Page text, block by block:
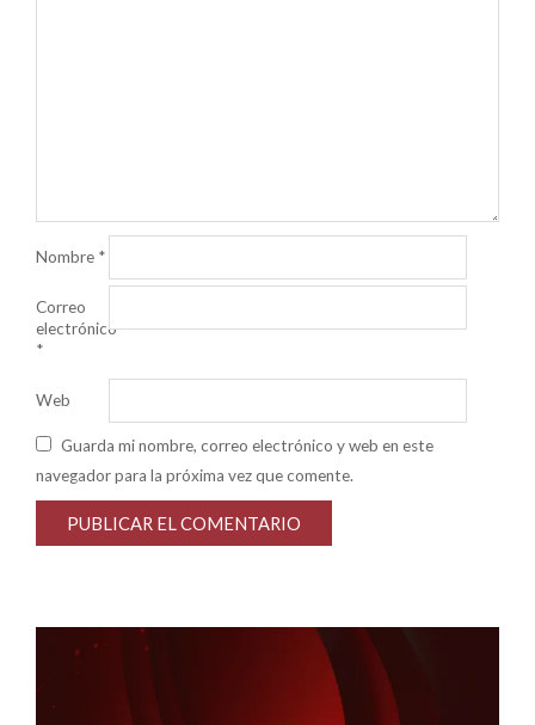
Nombre *
Correo
electrónico
*
Web
Guarda mi nombre, correo electrónico y web en este
navegador para la próxima vez que comente.